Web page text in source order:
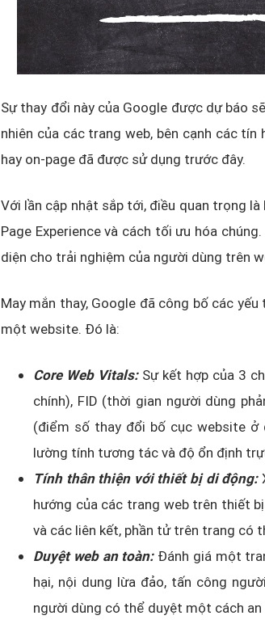
Sự thay đổi này của Google được dự báo
nhiên của các trang web, bên cạnh các tín
hay on-page đã được sử dụng trước đây.
Với lần cập nhật sắp tới, điều quan trọng
Page Experience và cách tối ưu hóa
diện cho trải nghiệm của người dùng trên
May mắn thay, Google đã công bố các
một website. Đó là:
Core Web Vitals: Sự kết hợp của 3
chính), FID (thời gian người dùng
(điểm số thay đổi bố cục website ở
lường tính tương tác và độ ổn định
Tính thân thiện với thiết bị di động:
hướng của các trang web trên thiết
và các liên kết, phần tử trên trang có
Duyệt web an toàn: Đánh giá một
hại, nội dung lừa đảo, tấn công
người dùng có thể duyệt một cách an